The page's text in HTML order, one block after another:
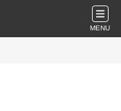
MENU